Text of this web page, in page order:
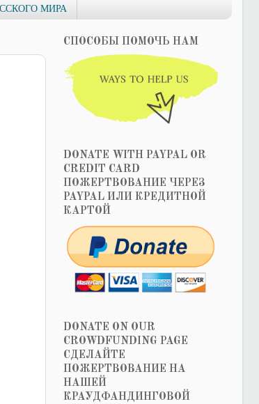
МИРА
СПОСОБЫ ПОМОЧЬ НАМ
DONATE WITH PAYPAL OR
CREDIT CARD
ПОЖЕРТВОВАНИЕ ЧЕРЕЗ
PAYPAL ИЛИ КРЕДИТНОЙ
КАРТОЙ
DONATE ON OUR
CROWDFUNDING PAGE
СДЕЛАЙТЕ
ПОЖЕРТВОВАНИЕ НА
НАШЕЙ
КРАУДФАНДИНГОВОЙ